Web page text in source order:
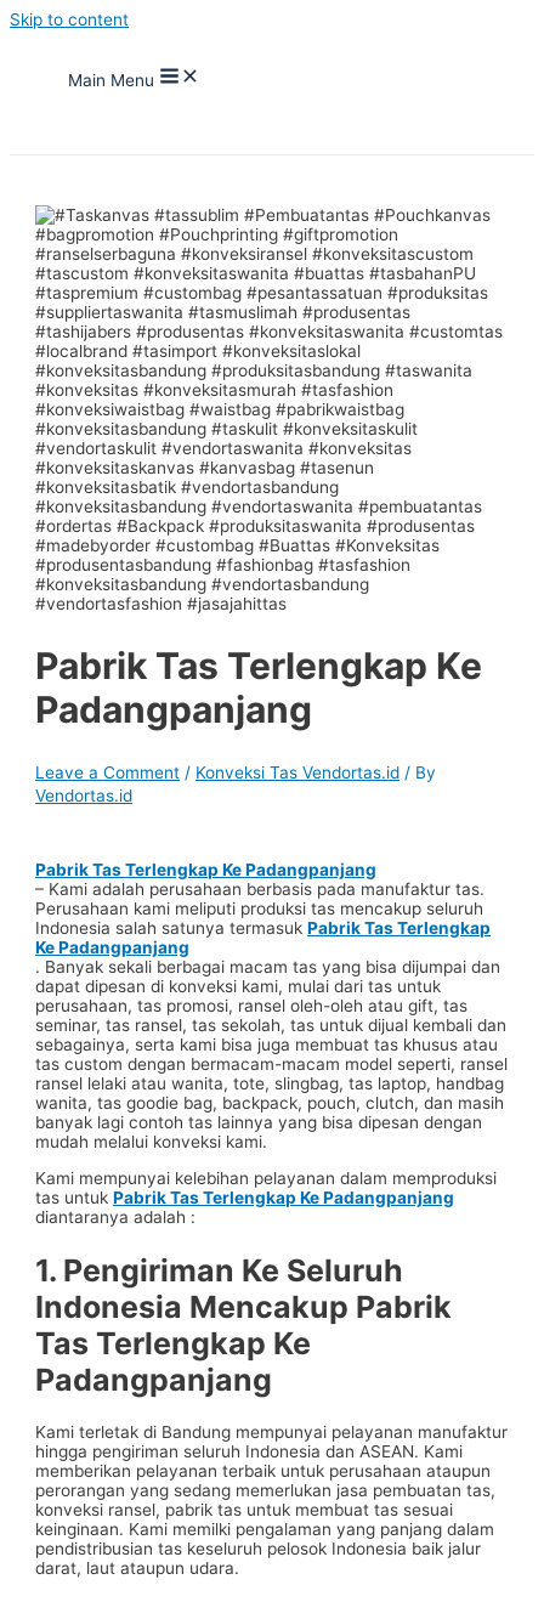
Skip to content
Main Menu
Pabrik Tas Terlengkap Ke
Padangpanjang
Leave a Comment / Konveksi Tas Vendortas.id / By
Vendortas.id
Pabrik Tas Terlengkap Ke Padangpanjang
– Kami adalah perusahaan berbasis pada manufaktur tas.
Perusahaan kami meliputi produksi tas mencakup seluruh
Indonesia salah satunya termasukPabrik Tas Terlengkap
Ke Padangpanjang
. Banyak sekali berbagai macam tas yang bisa dijumpai dan
dapat dipesan di konveksi kami, mulai dari tas untuk
perusahaan, tas promosi, ransel oleh-oleh atau gift, tas
seminar, tas ransel, tas sekolah, tas untuk dijual kembali dan
sebagainya, serta kami bisa juga membuat tas khusus atau
tas custom dengan bermacam-macam model seperti, ransel
ransel lelaki atau wanita, tote, slingbag, tas laptop, handbag
wanita, tas goodie bag, backpack, pouch, clutch, dan masih
banyak lagi contoh tas lainnya yang bisa dipesan dengan
mudah melalui konveksi kami.
Kami mempunyai kelebihan pelayanan dalam memproduksi
tas untukPabrik Tas Terlengkap Ke Padangpanjang
diantaranya adalah :
1. Pengiriman Ke Seluruh
Indonesia Mencakup Pabrik
Tas Terlengkap Ke
Padangpanjang
Kami terletak di Bandung mempunyai pelayanan manufaktur
hingga pengiriman seluruh Indonesia dan ASEAN. Kami
memberikan pelayanan terbaik untuk perusahaan ataupun
perorangan yang sedang memerlukan jasa pembuatan tas,
konveksi ransel, pabrik tas untuk membuat tas sesuai
keinginaan. Kami memilki pengalaman yang panjang dalam
pendistribusian tas keseluruh pelosok Indonesia baik jalur
darat, laut ataupun udara.